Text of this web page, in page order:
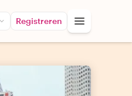
Registreren